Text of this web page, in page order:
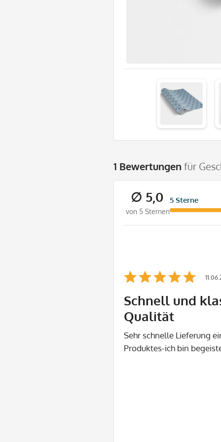
1 Bewertungen für
∅ 5,0
von 5 Sternen
5 Sterne
Schnell und
Qualität
Sehr schnelle Lieferung
Produktes-ich bin